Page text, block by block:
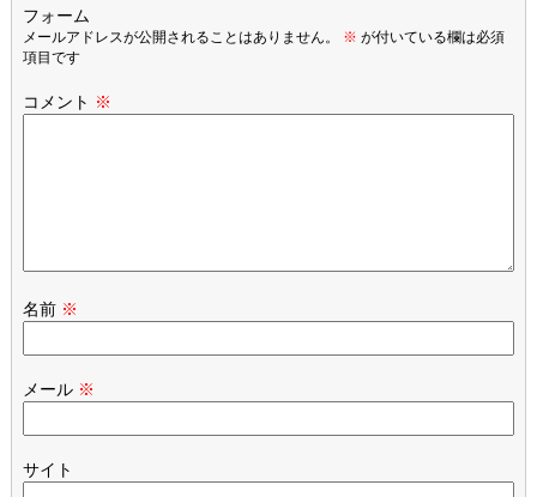
フォーム
メールアドレスが公開されることはありません。 ※ が付いている欄は必須
項目です
コメント ※
名前 ※
メール ※
サイト